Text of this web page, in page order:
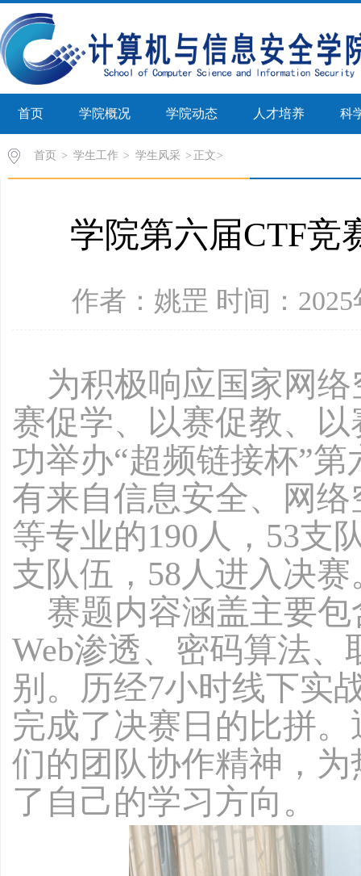
首页 学院概况 学院动态 人才培养 科
首页 > 学生工作 > 学生风采 > 正文
学院第六届CTF竞
作者：姚罡 时间：
为积极响应国家网
赛促学、以赛促教、
功举办“超频链接杯”
有来自信息安全、网
等专业的190人，53支
支队伍，58人进入决赛
赛题内容涵盖主要
Web渗透、密码算法
别。历经7小时线下实
完成了决赛日的比拼
们的团队协作精神，
了自己的学习方向。